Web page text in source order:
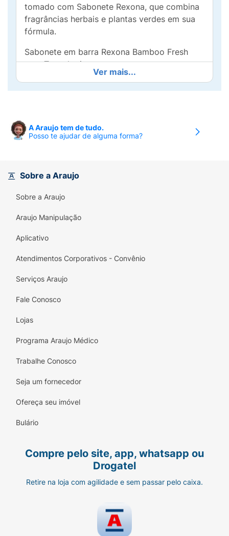
tomado com Sabonete Rexona, que combina
fragrâncias herbais e plantas verdes em sua
fórmula.
Sabonete em barra Rexona Bamboo Fresh
com Tecnologia
Desodorante.Dermatologicamente
Testado.Sabonete Refrescante.
Ver mais...
A Araujo tem de tudo.
Posso te ajudar de alguma forma?
Sobre a Araujo
Sobre a Araujo
Araujo Manipulação
Aplicativo
Atendimentos Corporativos - Convênio
Serviços Araujo
Fale Conosco
Lojas
Programa Araujo Médico
Trabalhe Conosco
Seja um fornecedor
Ofereça seu imóvel
Bulário
Compre pelo site, app, whatsapp ou
Drogatel
Retire na loja com agilidade e sem passar pelo caixa.